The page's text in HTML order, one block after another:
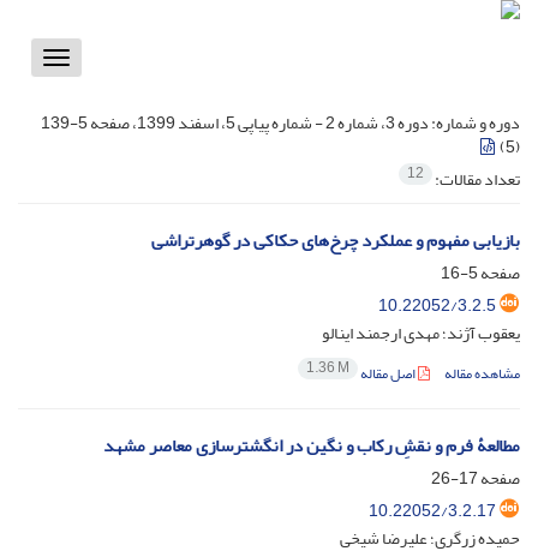
Toggle
دوره و شماره:
دوره 3، شماره 2 - شماره پیاپی 5، اسفند 1399، صفحه 5-139
(5)
تعداد مقالات: 12
بازیابی مفهوم و عملکرد چرخ‌های حکاکی در گوهرتراشی
صفحه5-16
10.22052/3.2.5
یعقوب آژند؛ مهدی ارجمند اینالو
مشاهده مقاله اصل مقاله 1.36 M
مطالعۀ فرم و نقشِ رکاب و نگین در انگشترسازی معاصر مشهد
صفحه17-26
10.22052/3.2.17
حمیده زرگری؛ علیرضا شیخی